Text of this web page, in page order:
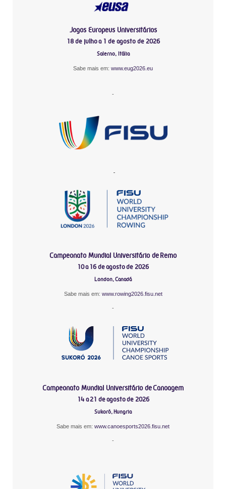
Jogos Europeus Universitários
18 de julho a 1 de agosto de 2026
Salerno, Itália
Sabe mais em: www.eug2026.eu
-
-
Campeonato Mundial Universitário de Remo
10 a 16 de agosto de 2026
London, Canadá
Sabe mais em: www.rowing2026.fisu.net
-
Campeonato Mundial Universitário de Canoagem
14 a 21 de agosto de 2026
Sukoró, Hungria
Sabe mais em: www.canoesports2026.fisu.net
-